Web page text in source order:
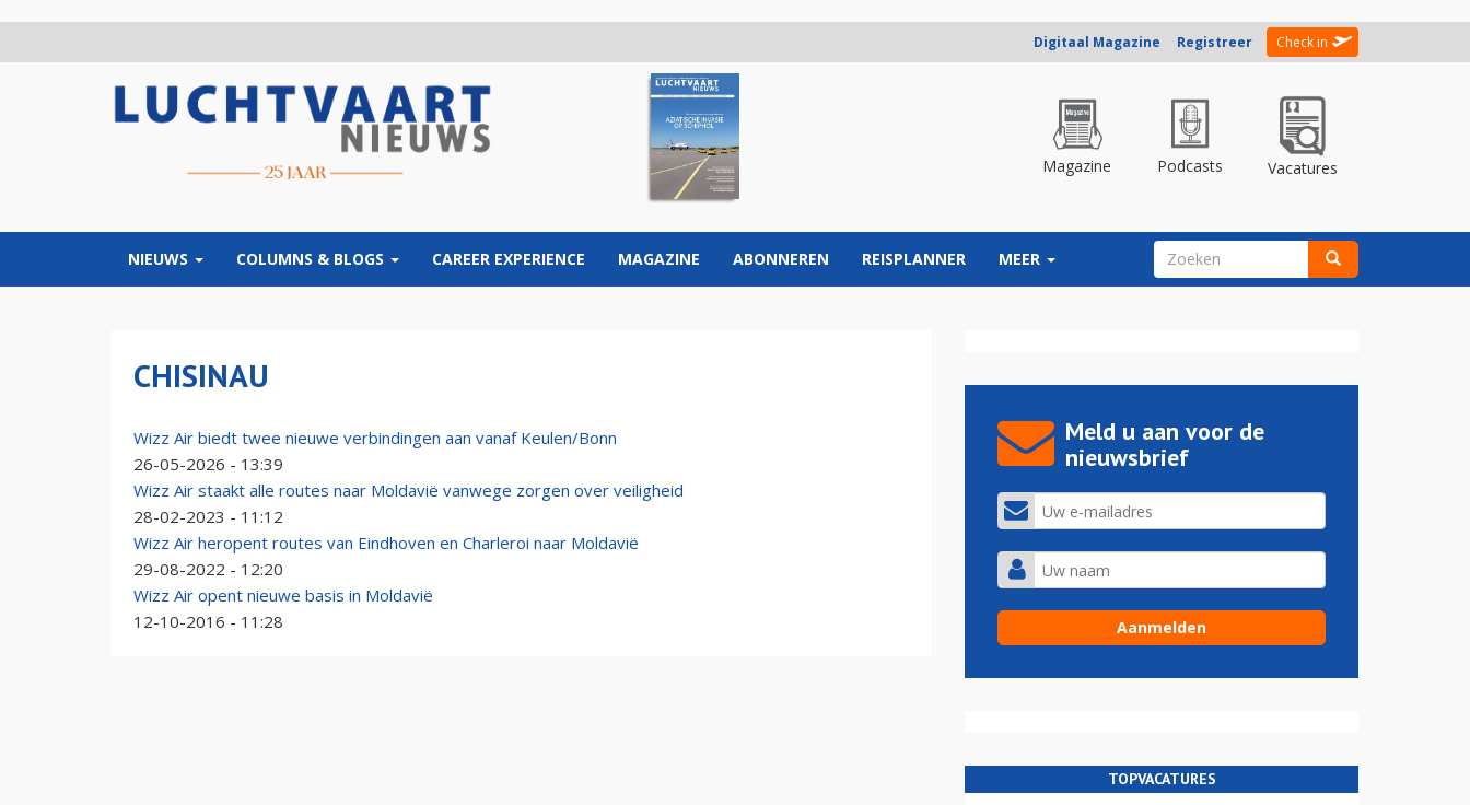
Digitaal Magazine Registreer Check in
Magazine Podcasts Vacatures
NIEUWS COLUMNS & BLOGS CAREER EXPERIENCE MAGAZINE ABONNEREN REISPLANNER MEER ZOEKVELD
CHISINAU
Wizz Air biedt twee nieuwe verbindingen aan vanaf Keulen/Bonn
26-05-2026 - 13:39
Wizz Air staakt alle routes naar Moldavië vanwege zorgen over veiligheid
28-02-2023 - 11:12
Wizz Air heropent routes van Eindhoven en Charleroi naar Moldavië
29-08-2022 - 12:20
Wizz Air opent nieuwe basis in Moldavië
12-10-2016 - 11:28
Meld u aan voor de
nieuwsbrief
TOPVACATURES